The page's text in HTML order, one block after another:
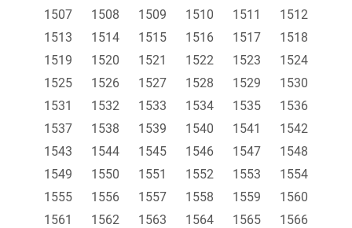
1507
1508 1509 1510 1511
1512
1513
1514 1515 1516 1517
1518
1519
1520 1521 1522 1523
1524
1525
1526 1527 1528 1529
1530
1531
1532 1533 1534 1535
1536
1537
1538 1539 1540 1541
1542
1543
1544 1545 1546 1547
1548
1549
1550 1551 1552 1553
1554
1555
1556 1557 1558 1559
1560
1561
1562 1563 1564 1565
1566